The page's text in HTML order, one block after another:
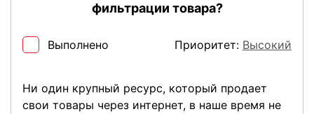
Выполнено
фильтрации товара?
Приоритет: Высокий
Ни один крупный ресурс, который продает
свои товары через интернет, в наше время не